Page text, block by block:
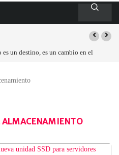
un destino, es un cambio en el
ALMACENAMIENTO